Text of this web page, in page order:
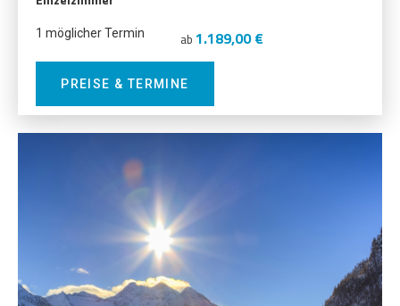
1 möglicher Termin ab 1.189,00 €
PREISE & TERMINE